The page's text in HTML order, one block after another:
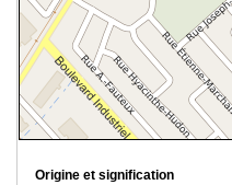
Origine et signification